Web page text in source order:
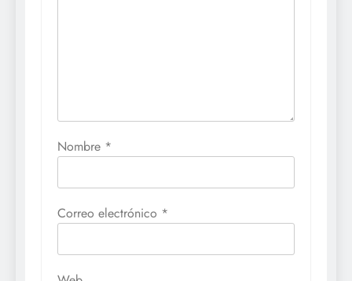
Nombre *
Correo electrónico *